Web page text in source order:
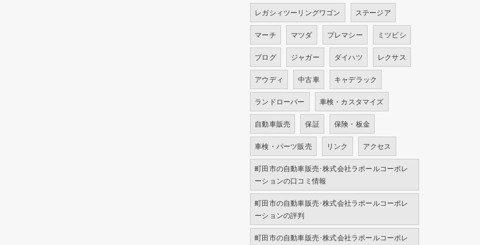
レガシィツーリングワゴン ステージア
マーチ マツダ プレマシー ミツビシ
ブログ ジャガー ダイハツ レクサス
アウディ 中古車 キャデラック
ランドローバー 車検・カスタマイズ
自動車販売 保証 保険・板金
車検・パーツ販売 リンク アクセス
町田市の自動車販売･株式会社ラポールコーポレ
ーションの口コミ情報
町田市の自動車販売･株式会社ラポールコーポレ
ーションの評判
町田市の自動車販売･株式会社ラポールコーポレ